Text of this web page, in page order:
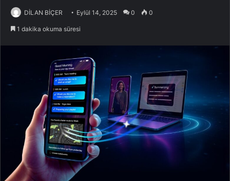
DİLAN BİÇER Eylül 14, 2025 0 0
1 dakika okuma süresi